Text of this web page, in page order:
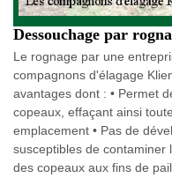
Dessouchage par
Le rognage par une
compagnons d'élagage
avantages dont : • Permet
copeaux, effaçant ainsi
emplacement • Pas de
susceptibles de contaminer
des copeaux aux fins de